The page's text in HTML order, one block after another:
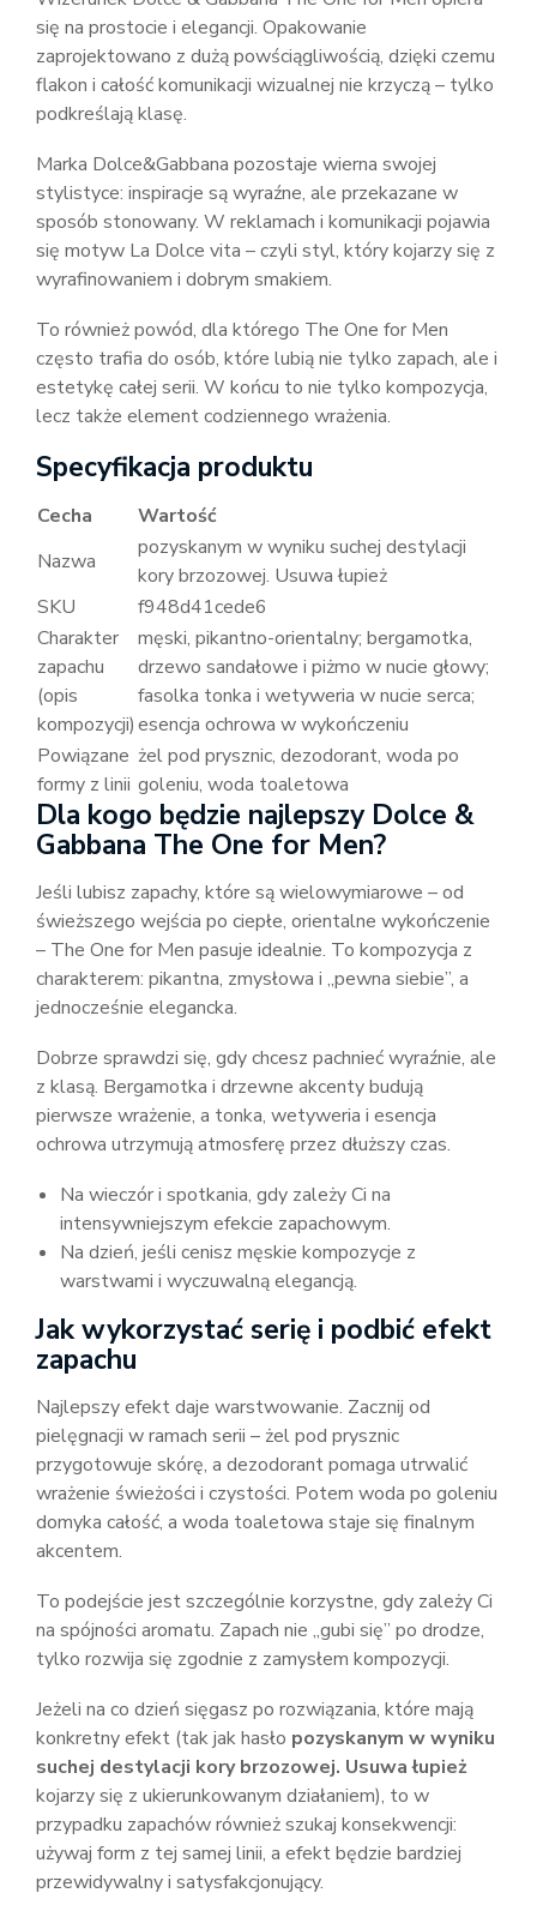
się na prostocie i elegancji. Opakowanie
zaprojektowano z dużą powściągliwością, dzięki czemu
flakon i całość komunikacji wizualnej nie krzyczą – tylko
podkreślają klasę.
Marka Dolce&Gabbana pozostaje wierna swojej
stylistyce: inspiracje są wyraźne, ale przekazane w
sposób stonowany. W reklamach i komunikacji pojawia
się motyw La Dolce vita – czyli styl, który kojarzy się z
wyrafinowaniem i dobrym smakiem.
To również powód, dla którego The One for Men
często trafia do osób, które lubią nie tylko zapach, ale i
estetykę całej serii. W końcu to nie tylko kompozycja,
lecz także element codziennego wrażenia.
Specyfikacja produktu
Cecha
Wartość
Nazwa
pozyskanym w wyniku suchej destylacji
kory brzozowej. Usuwa łupież
SKU
f948d41cede6
Charakter
zapachu
(opis
kompozycji)
męski, pikantno-orientalny; bergamotka,
drzewo sandałowe i piżmo w nucie głowy;
fasolka tonka i wetyweria w nucie serca;
esencja ochrowa w wykończeniu
Powiązane
formy z linii
żel pod prysznic, dezodorant, woda po
goleniu, woda toaletowa
Dla kogo będzie najlepszy Dolce &
Gabbana The One for Men?
Jeśli lubisz zapachy, które są wielowymiarowe – od
świeższego wejścia po ciepłe, orientalne wykończenie
– The One for Men pasuje idealnie. To kompozycja z
charakterem: pikantna, zmysłowa i „pewna siebie”, a
jednocześnie elegancka.
Dobrze sprawdzi się, gdy chcesz pachnieć wyraźnie, ale
z klasą. Bergamotka i drzewne akcenty budują
pierwsze wrażenie, a tonka, wetyweria i esencja
ochrowa utrzymują atmosferę przez dłuższy czas.
Na wieczór i spotkania, gdy zależy Ci na
intensywniejszym efekcie zapachowym.
Na dzień, jeśli cenisz męskie kompozycje z
warstwami i wyczuwalną elegancją.
Jak wykorzystać serię i podbić efekt
zapachu
Najlepszy efekt daje warstwowanie. Zacznij od
pielęgnacji w ramach serii – żel pod prysznic
przygotowuje skórę, a dezodorant pomaga utrwalić
wrażenie świeżości i czystości. Potem woda po goleniu
domyka całość, a woda toaletowa staje się finalnym
akcentem.
To podejście jest szczególnie korzystne, gdy zależy Ci
na spójności aromatu. Zapach nie „gubi się” po drodze,
tylko rozwija się zgodnie z zamysłem kompozycji.
Jeżeli na co dzień sięgasz po rozwiązania, które mają
konkretny efekt (tak jak hasło pozyskanym w wyniku
suchej destylacji kory brzozowej. Usuwa łupież
kojarzy się z ukierunkowanym działaniem), to w
przypadku zapachów również szukaj konsekwencji:
używaj form z tej samej linii, a efekt będzie bardziej
przewidywalny i satysfakcjonujący.